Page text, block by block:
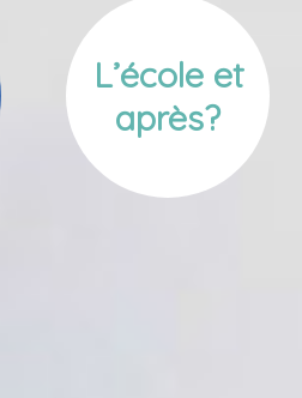
L’école et
après?